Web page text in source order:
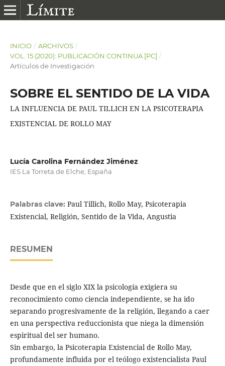
INICIO / ARCHIVOS /
VOL. 15 (2020): PUBLICACIÓN CONTINUA [PC] /
Artículos de Investigación
SOBRE EL SENTIDO DE LA VIDA
LA INFLUENCIA DE PAUL TILLICH EN LA PSICOTERAPIA
EXISTENCIAL DE ROLLO MAY
Lucía Carolina Fernández Jiménez
IES La Torreta de Elche, España
Palabras clave: Paul Tillich, Rollo May, Psicoterapia
Existencial, Religión, Sentido de la Vida, Angustia
RESUMEN
Desde que en el siglo XIX la psicología exigiera su
reconocimiento como ciencia independiente, se ha ido
separando progresivamente de la religión, llegando a caer
en una perspectiva reduccionista que niega la dimensión
espiritual del ser humano.
Sin embargo, la Psicoterapia Existencial de Rollo May,
profundamente influida por el teólogo existencialista Paul